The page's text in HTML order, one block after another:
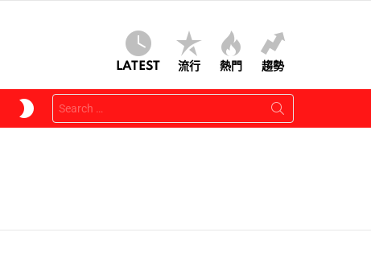
LATEST 流行 熱門 趨勢
SKIN
Search
for: